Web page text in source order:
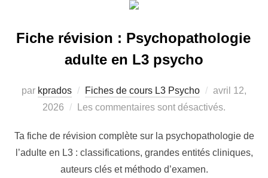
Fiche révision : Psychopathologie
adulte en L3 psycho
par kprados Fiches de cours L3 Psycho
Publié
le
avril 12,
2026
Les commentaires sont désactivés.
Ta fiche de révision complète sur la psychopathologie de
l’adulte en L3 : classifications, grandes entités cliniques,
auteurs clés et méthodo d’examen.